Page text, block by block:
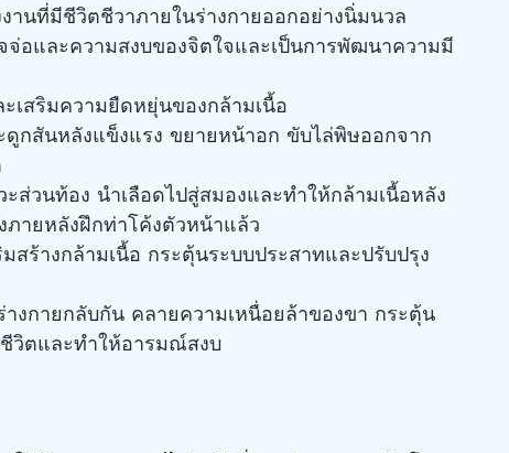
านที่มีชีวิตชีวาภายในร่างกายออกอย่างนิ่มนวล
จ่อและความสงบของจิตใจและเป็นการพัฒนาความมี
เสริมความยืดหยุ่นของกล้ามเนื้อ
ดูกสันหลังแข็งแรง ขยายหน้าอก ขับไล่พิษออกจาก
ส่วนท้อง นำเลือดไปสู่สมองและทำให้กล้ามเนื้อหลัง
ายหลังฝึกท่าโค้งตัวหน้าแล้ว
สร้างกล้ามเนื้อ กระตุ้นระบบประสาทและปรับปรุง
งกายกลับกัน คลายความเหนื่อยล้าของขา กระตุ้น
วิตและทำให้อารมณ์สงบ